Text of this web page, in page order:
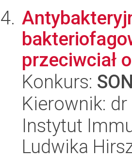
przeciwciał
Konkurs:
Kierownik:
Instytut
Ludwika